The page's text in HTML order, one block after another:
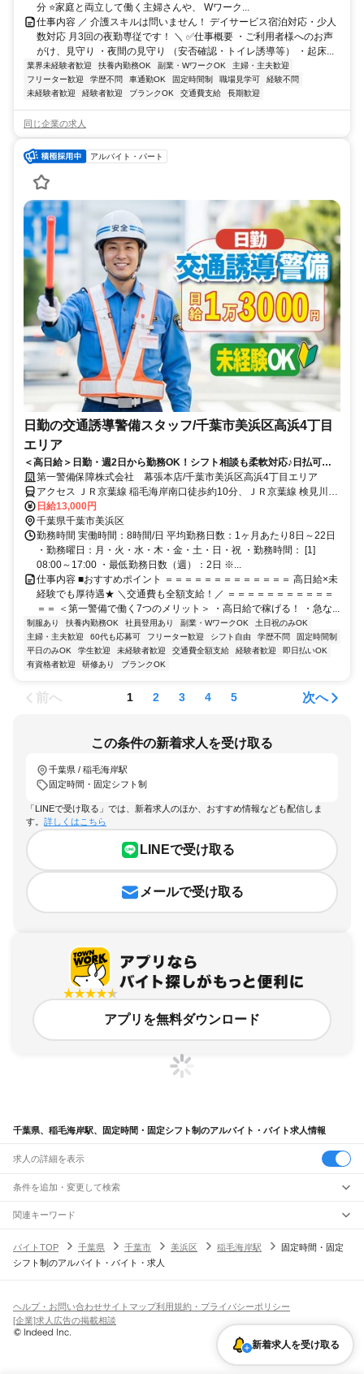
分 ⭐家庭と両立して働く主婦さんや、 Wワーク...
仕事内容 ／ 介護スキルは問いません！ デイサービス宿泊対応・少人
数対応 月3回の夜勤専従です！ ＼ ✅仕事概要 ・ご利用者様へのお声
がけ、見守り ・夜間の見守り （安否確認・トイレ誘導等） ・起床...
業界未経験者歓迎 扶養内勤務OK 副業・WワークOK
主婦・主夫歓迎
フリーター歓迎
学歴不問 車通勤OK 固定時間制 職場見学可
経験不問
未経験者歓迎
経験者歓迎 ブランクOK 交通費支給 長期歓迎
同じ企業の求人
アルバイト・パート
日勤の交通誘導警備スタッフ/千葉市美浜区高浜4丁目
エリア
＜高日給＞日勤・週2日から勤務OK！シフト相談も柔軟対応♪日払可◎
未経験歓迎★
第一警備保障株式会社 幕張本店/千葉市美浜区高浜4丁目エリア
アクセス ＪＲ京葉線 稲毛海岸南口徒歩約10分、ＪＲ京葉線 検見川浜
南口徒歩約26分、京成千葉線 京成稲毛徒歩約31分 直行直帰OK＊交
通費全額支給＊
日給13,000円
千葉県千葉市美浜区
勤務時間 実働時間：8時間/日 平均勤務日数：1ヶ月あたり8日～22日
・勤務曜日：月・火・水・木・金・土・日・祝 ・勤務時間： [1]
08:00～17:00 ・最低勤務日数（週）：2日 ※...
仕事内容 ■おすすめポイント ＝＝＝＝＝＝＝＝＝＝＝＝＝ 高日給×未
経験でも厚待遇★ ＼交通費も全額支給！／ ＝＝＝＝＝＝＝＝＝＝＝
＝＝ ＜第一警備で働く7つのメリット＞ ・高日給で稼げる！ ・急な...
制服あり 扶養内勤務OK 社員登用あり 副業・WワークOK
土日祝のみOK
主婦・主夫歓迎
60代も応募可 フリーター歓迎 シフト自由 学歴不問
固定時間制
平日のみOK
学生歓迎 未経験者歓迎 交通費全額支給 経験者歓迎
即日払いOK
有資格者歓迎
研修あり ブランクOK
前へ 1 2 3 4 5 次へ
この条件の新着求人を受け取る
千葉県 / 稲毛海岸駅
固定時間・固定シフト制
「LINEで受け取る」では、新着求人のほか、おすすめ情報なども配信しま
す。 詳しくはこちら
LINEで受け取る
メールで受け取る
アプリを無料ダウンロード
千葉県、稲毛海岸駅、固定時間・固定シフト制のアルバイト・バイト求人情報
求人の詳細を表示
条件を追加・変更して検索
市区町村を追加・変更
千葉県すべて
千葉市すべて
旭市習志野市柏市勝浦市市原市流山市八千代市我孫子市鴨川市鎌ケ谷市
君津市富津市浦安市 印西市白井市富里市南房総市
匝瑳市香取市 印旛郡 香取郡山武郡 長生郡夷隅郡
駅を追加・変更
JR中央・総武線
市川駅本八幡駅下総中山駅 津田沼駅幕張本郷駅幕張駅
新検見川駅
職種を追加・変更
飲食・フードサービスすべて
ホールスタッフキッチンスタッフ
パン屋（ベーカリー）
バー（BAR）・バーテンダー
飲食店（店長・マネージャー）
人気
日払いOK高校生歓迎 髪型・髪色自由
留学生・外国人活躍中
雇用形態を追加・変更
関連キーワード
バイトTOP
千葉県 千葉市 美浜区 稲毛海岸駅
固定時間・固定
シフト制のアルバイト・バイト・求人
新着求人を受け取る
ヘルプ・お問い合わせサイトマップ利用規約・プライバシーポリシー
[企業]求人広告の掲載相談